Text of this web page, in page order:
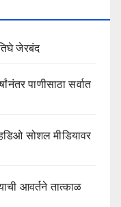
जेरबंद
पाणीसाठा सर्वात
सोशल मीडियावर
आवर्तने तात्काळ